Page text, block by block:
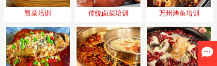
冒菜培训 传统卤菜培训 万州烤鱼培训